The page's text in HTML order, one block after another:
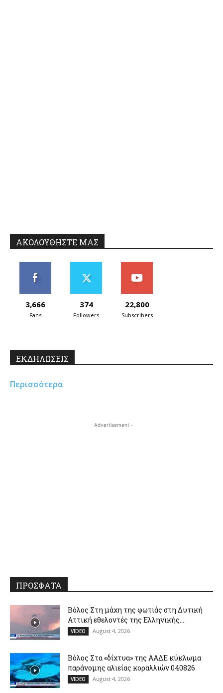
ΑΚΟΛΟΥΘΗΣΤΕ ΜΑΣ
3,666
Fans
374
Followers
22,800
Subscribers
ΕΚΔΗΛΩΣΕΙΣ
Περισσότερα
- Advertisement -
ΠΡΟΣΦΑΤΑ
Βόλος Στη μάχη της φωτιάς στη Δυτική
Αττική εθελοντές της Ελληνικής...
VIDEO August 4, 2026
Βόλος Στα «δίχτυα» της ΑΑΔΕ κύκλωμα
παράνομης αλιείας κοραλλιών 040826
VIDEO August 4, 2026